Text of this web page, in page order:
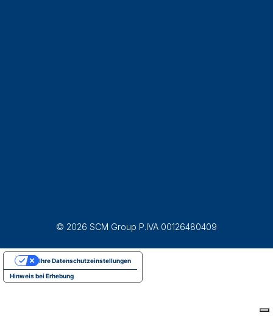
© 2026 SCM Group P.IVA 00126480409
Hinweis bei Erhebung
Ihre Datenschutzeinstellungen